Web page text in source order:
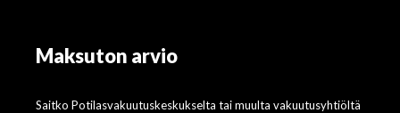
Maksuton arvio
Saitko Potilasvakuutuskeskukselta tai muulta vakuutusyhtiöltä